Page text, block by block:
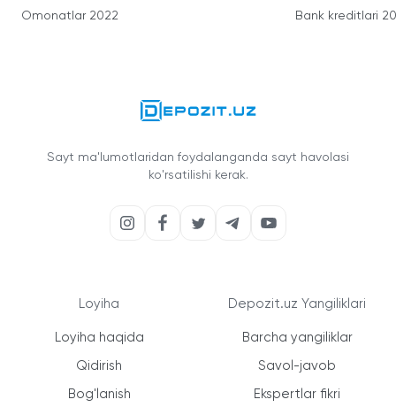
Omonatlar 2022 Bank kreditlari
Sayt ma'lumotlaridan foydalanganda sayt havolasi
ko'rsatilishi kerak.
Loyiha
Loyiha haqida
Qidirish
Bog'lanish
Depozit.uz Yangiliklari
Barcha yangiliklar
Savol-javob
Ekspertlar fikri